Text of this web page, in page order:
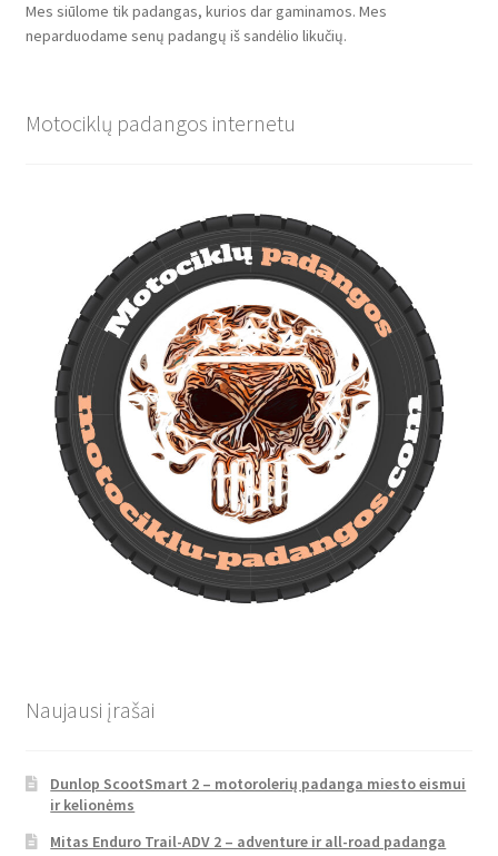
Mes siūlome tik padangas, kurios dar gaminamos. Mes
neparduodame senų padangų iš sandėlio likučių.
Motociklų padangos internetu
Naujausi įrašai
Dunlop ScootSmart 2 – motorolerių padanga miesto eismui
ir kelionėms
Mitas Enduro Trail-ADV 2 – adventure ir all-road padanga